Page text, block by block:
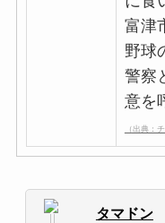
富津
野球
警察
意を
（出典：
タマドン